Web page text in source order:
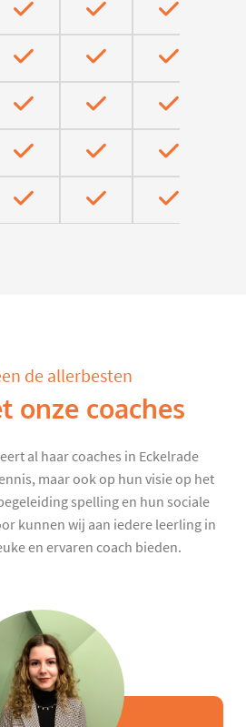
de allerbesten
onze coaches
al haar coaches in Eckelrade
maar ook op hun visie op het
spelling en hun sociale
kunnen wij aan iedere leerling in
en ervaren coach bieden.